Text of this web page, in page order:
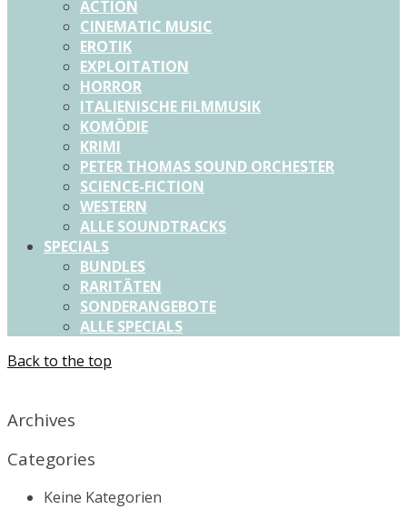
ACTION
CINEMATIC MUSIC
EROTIK
EXPLOITATION
HORROR
ITALIENISCHE FILMMUSIK
KOMÖDIE
KRIMI
PETER THOMAS SOUND ORCHESTER
SCIENCE-FICTION
WESTERN
ALLE SOUNDTRACKS
SPECIALS
BUNDLES
RARITÄTEN
SONDERANGEBOTE
ALLE SPECIALS
Back to the top
Archives
Categories
Keine Kategorien